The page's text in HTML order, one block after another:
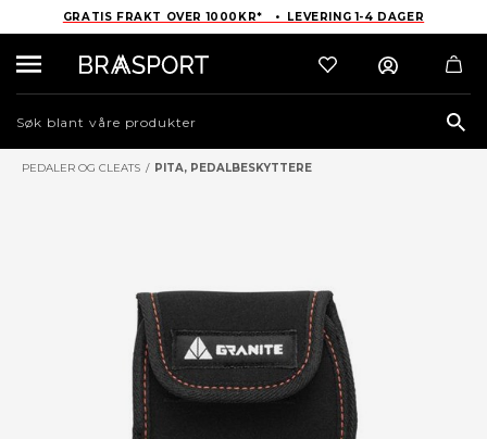
GRATIS FRAKT OVER 1000KR* • LEVERING 1-4 DAGER
PEDALER OG CLEATS / PITA, PEDALBESKYTTERE